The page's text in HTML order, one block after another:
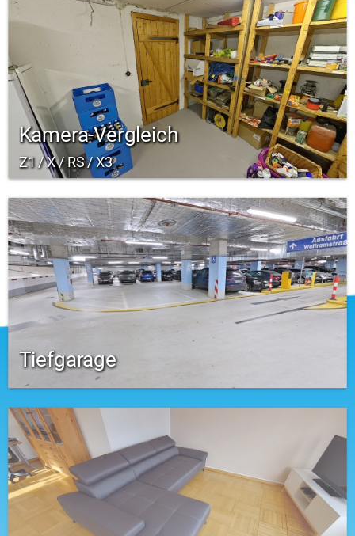
Kamera-Vergleich
Z1 / X / RS / X3
Tiefgarage